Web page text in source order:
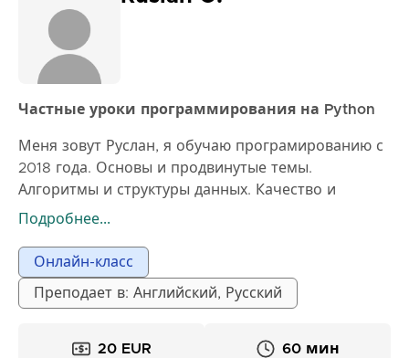
Частные уроки программирования на Python
Меня зовут Руслан, я обучаю програмированию с
2018 года. Основы и продвинутые темы.
Алгоритмы и структуры данных. Качество и
органзиация кода, производительность. Акцент на
задач. Также помогаю с подготовкой к
техническим собеседованиям.
Подробнее...
Онлайн-класс
Преподает в: Английский, Русский
20 EUR 60 мин